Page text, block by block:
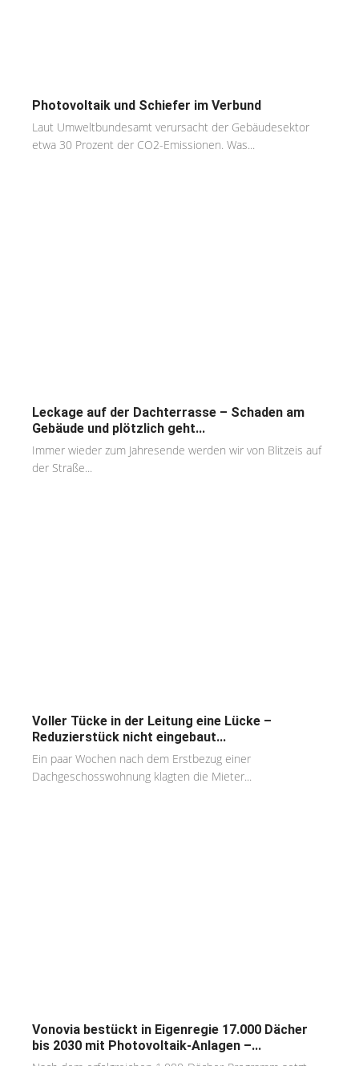
Photovoltaik und Schiefer im Verbund
Laut Umweltbundesamt verursacht der Gebäudesektor
etwa 30 Prozent der CO2-Emissionen. Was...
Leckage auf der Dachterrasse – Schaden am
Gebäude und plötzlich geht...
Immer wieder zum Jahresende werden wir von Blitzeis auf
der Straße...
Voller Tücke in der Leitung eine Lücke –
Reduzierstück nicht eingebaut...
Ein paar Wochen nach dem Erstbezug einer
Dachgeschosswohnung klagten die Mieter...
Vonovia bestückt in Eigenregie 17.000 Dächer
bis 2030 mit Photovoltaik-Anlagen –...